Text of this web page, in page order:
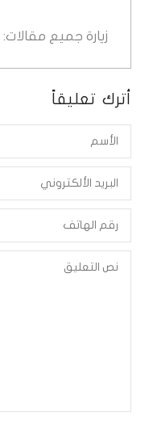
زيارة جميع مقالات:
أترك تعليقاً